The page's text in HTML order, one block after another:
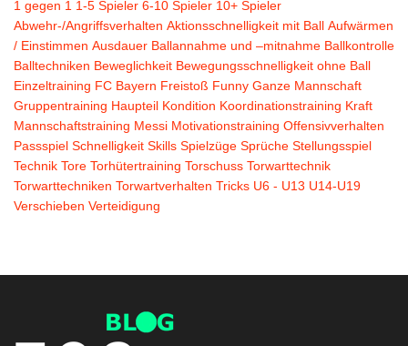
1 gegen 1 1-5 Spieler 6-10 Spieler 10+ Spieler
Abwehr-/Angriffsverhalten Aktionsschnelligkeit mit Ball Aufwärmen
/ Einstimmen Ausdauer Ballannahme und –mitnahme Ballkontrolle
Balltechniken Beweglichkeit Bewegungsschnelligkeit ohne Ball
Einzeltraining FC Bayern Freistoß Funny Ganze Mannschaft
Gruppentraining Haupteil Kondition Koordinationstraining Kraft
Mannschaftstraining Messi Motivationstraining Offensivverhalten
Passspiel Schnelligkeit Skills Spielzüge Sprüche Stellungsspiel
Technik Tore Torhütertraining Torschuss Torwarttechnik
Torwarttechniken Torwartverhalten Tricks U6 - U13 U14-U19
Verschieben Verteidigung